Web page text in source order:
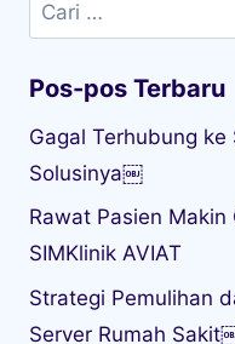
untuk:
Pos-pos Terbaru
Gagal Terhubung ke
Solusinya￼
Rawat Pasien
SIMKlinik AVIAT
Strategi Pemulihan
Server Rumah